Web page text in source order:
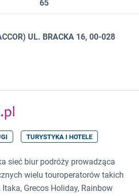
65
UL. BRACKA 16, 00-028
TURYSTYKA I HOTELE
sieć biur podróży prowadząca
wielu touroperatorów takich
Itaka, Grecos Holiday, Rainbow